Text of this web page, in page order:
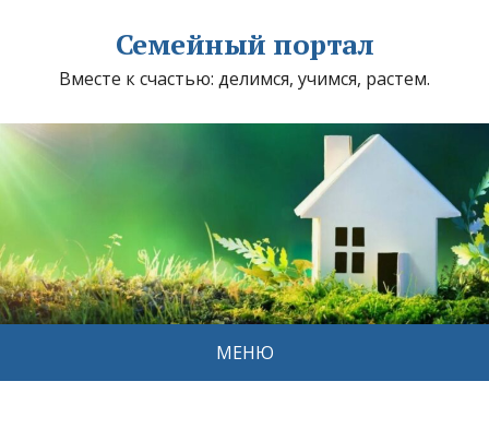
Семейный портал
Вместе к счастью: делимся, учимся, растем.
МЕНЮ